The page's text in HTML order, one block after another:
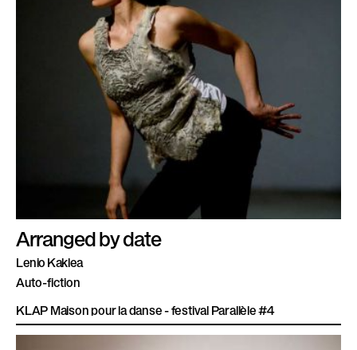
Arranged by date
Lenio Kaklea
Auto-fiction
KLAP Maison pour la danse - festival Parallèle #4